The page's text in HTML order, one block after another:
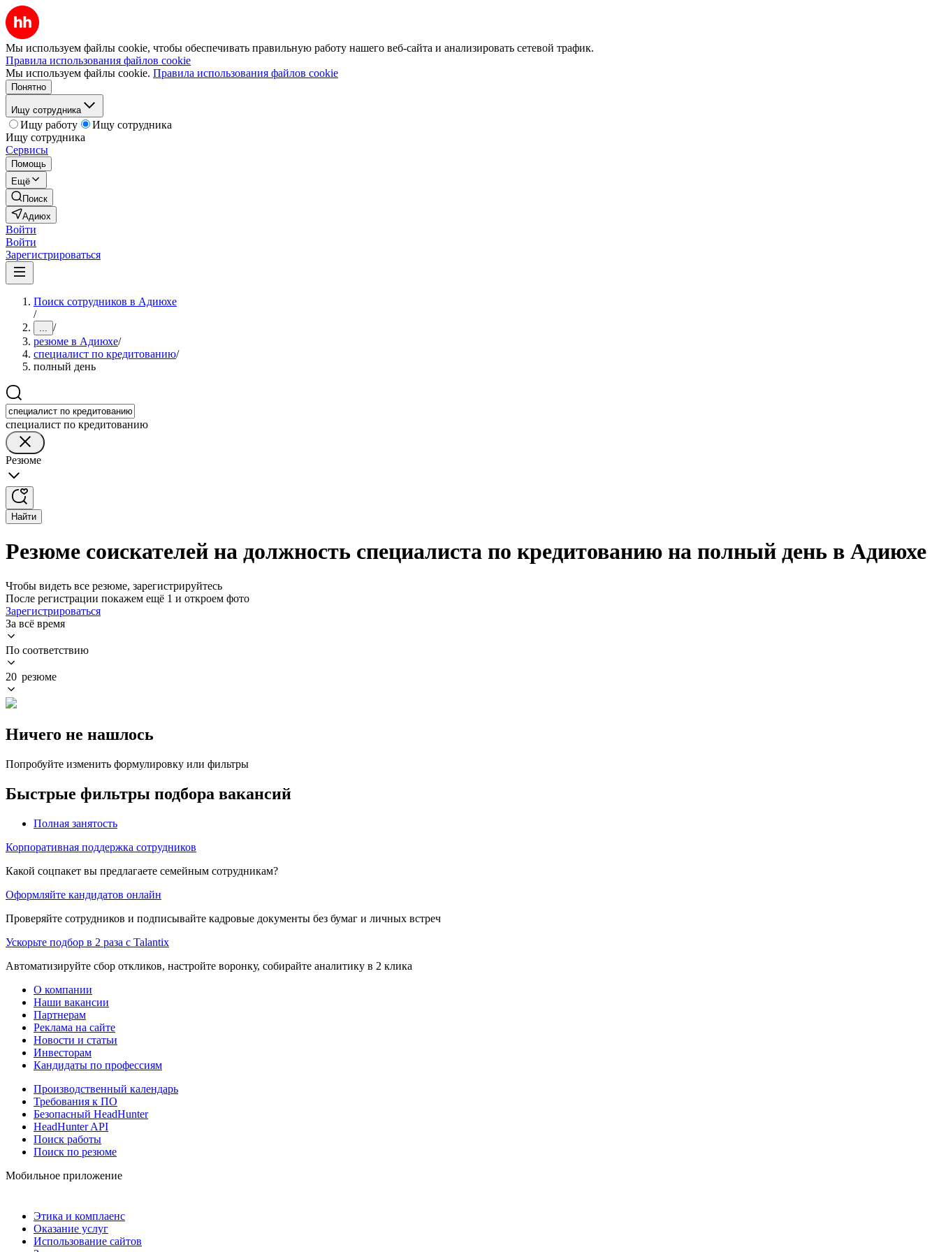
Мы используем файлы cookie, чтобы обеспечивать правильную работу нашего веб-сайта и анализировать сетевой трафик.
Правила использования файлов cookie
Мы используем файлы cookie. Правила использования файлов cookie
Понятно
Ищу сотрудника
Ищу работу
Ищу сотрудника
Ищу сотрудника
Сервисы
Помощь
Ещё
Поиск
Адиюх
Войти
Войти
Зарегистрироваться
Поиск сотрудников в Адиюхе
/
... /
резюме в Адиюхе/
специалист по кредитованию/
полный день
специалист по кредитованию
Резюме
Найти
Резюме соискателей на должность специалиста по кредитованию на полный день в Адиюхе
Чтобы видеть все резюме, зарегистрируйтесь
После регистрации покажем ещё 1 и откроем фото
Зарегистрироваться
За всё время
По соответствию
20 резюме
Ничего не нашлось
Попробуйте изменить формулировку или фильтры
Быстрые фильтры подбора вакансий
Полная занятость
Корпоративная поддержка сотрудников
Какой соцпакет вы предлагаете семейным сотрудникам?
Оформляйте кандидатов онлайн
Проверяйте сотрудников и подписывайте кадровые документы без бумаг и личных встреч
Ускорьте подбор в 2 раза с Talantix
Автоматизируйте сбор откликов, настройте воронку, собирайте аналитику в 2 клика
О компании
Наши вакансии
Партнерам
Реклама на сайте
Новости и статьи
Инвесторам
Кандидаты по профессиям
Производственный календарь
Требования к ПО
Безопасный HeadHunter
HeadHunter API
Поиск работы
Поиск по резюме
Мобильное приложение
Этика и комплаенс
Оказание услуг
Использование сайтов